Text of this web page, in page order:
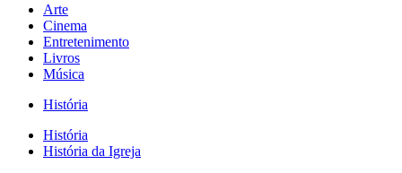
Arte
Cinema
Entretenimento
Livros
Música
História
História
História da Igreja